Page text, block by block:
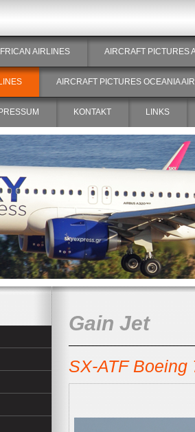
AIRLINES AIRCRAFT PICTURES
AIRCRAFT PICTURES OCEANIA
KONTAKT LINKS
Gain Jet
SX-ATF Boeing